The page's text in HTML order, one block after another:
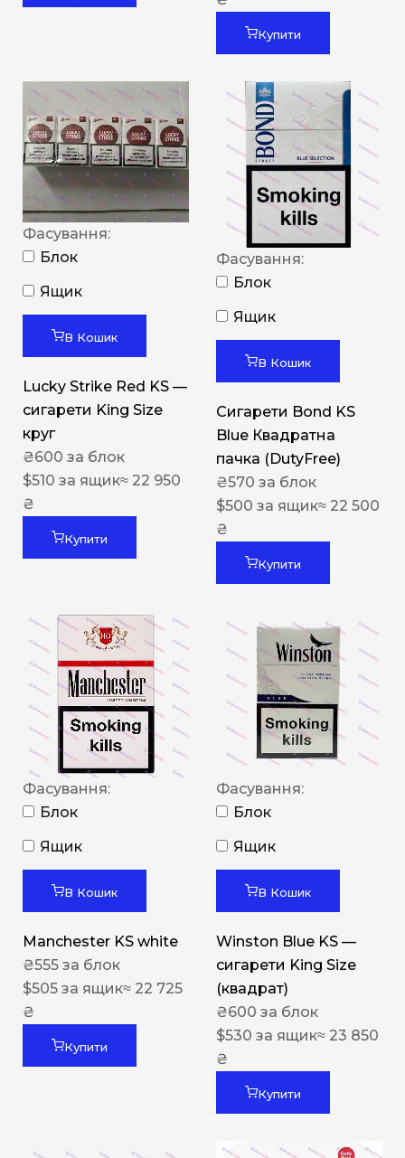
Купити
Фасування:
Блок
Ящик
В Кошик
Lucky Strike Red KS —
сигарети King Size
круг
₴600 за блок
$510 за ящик≈ 22 950
₴
Купити
Фасування:
Блок
Ящик
В Кошик
Сигарети Bond KS
Blue Квадратна
пачка (DutyFree)
₴570 за блок
$500 за ящик≈ 22 500
₴
Купити
Фасування:
Блок
Ящик
В Кошик
Manchester KS white
₴555 за блок
$505 за ящик≈ 22 725
₴
Купити
Фасування:
Блок
Ящик
В Кошик
Winston Blue KS —
сигарети King Size
(квадрат)
₴600 за блок
$530 за ящик≈ 23 850
₴
Купити